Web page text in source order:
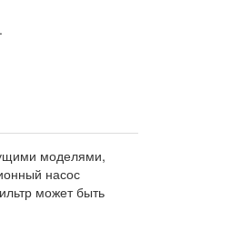
моделями,
насос
может быть